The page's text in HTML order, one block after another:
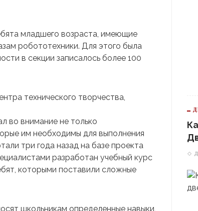
младшего возраста, имеющие
робототехники. Для этого была
в секции записалось более 100
технического творчества,
во внимание не только
им необходимы для выполнения
три года назад на базе проекта
разработан учебный курс
которыми поставили сложные
школьникам определенные навыки,